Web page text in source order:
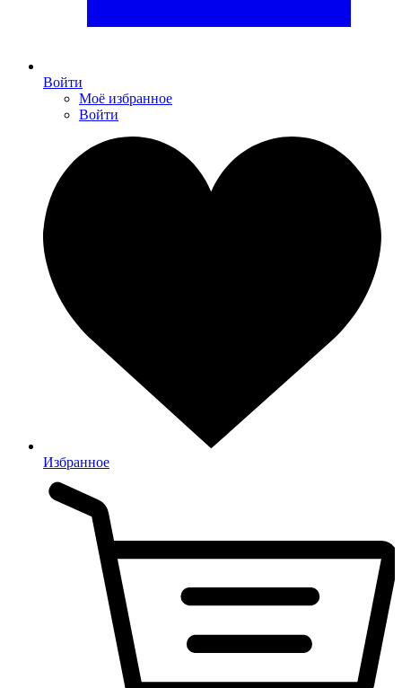
Войти
Моё избранное
Войти
Избранное